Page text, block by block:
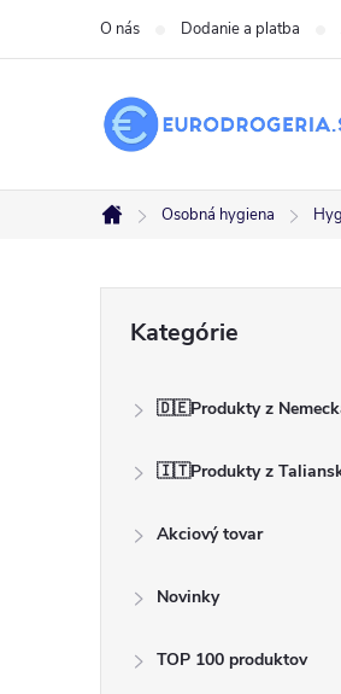
O nás Dodanie a platba
Domov
Osobná hygiena
kategórie
Kategórie
🇩🇪Produkty z
🇮🇹Produkty z
Akciový tovar
Novinky
TOP 100 produktov